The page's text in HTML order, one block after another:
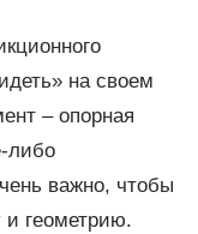
на своем
– опорная
либо
важно, чтобы
геометрию.